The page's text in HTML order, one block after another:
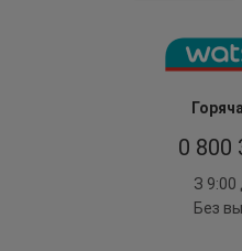
0 800
З 9:00
Без